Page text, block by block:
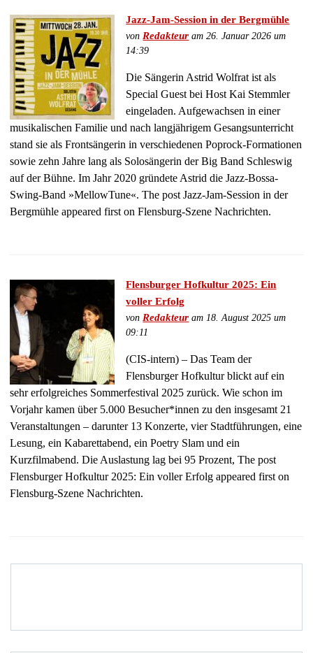
Jazz-Jam-Session in der Bergmühle
von Redakteur am 26. Januar 2026 um
14:39
Die Sängerin Astrid Wolfrat ist als
Special Guest bei Host Kai Stemmler
eingeladen. Aufgewachsen in einer
musikalischen Familie und nach langjährigem Gesangsunterricht
stand sie als Frontsängerin in verschiedenen Poprock-Formationen
sowie zehn Jahre lang als Solosängerin der Big Band Schleswig
auf der Bühne. Im Jahr 2020 gründete Astrid die Jazz-Bossa-
Swing-Band »MellowTune«. The post Jazz-Jam-Session in der
Bergmühle appeared first on Flensburg-Szene Nachrichten.
Flensburger Hofkultur 2025: Ein
voller Erfolg
vonRedakteur am 18. August 2025 um
09:11
(CIS-intern) – Das Team der
Flensburger Hofkultur blickt auf ein
sehr erfolgreiches Sommerfestival 2025 zurück. Wie schon im
Vorjahr kamen über 5.000 Besucher*innen zu den insgesamt 21
Veranstaltungen – darunter 13 Konzerte, vier Stadtführungen, eine
Lesung, ein Kabarettabend, ein Poetry Slam und ein
Kurzfilmabend. Die Auslastung lag bei 95 Prozent, The post
Flensburger Hofkultur 2025: Ein voller Erfolg appeared first on
Flensburg-Szene Nachrichten.